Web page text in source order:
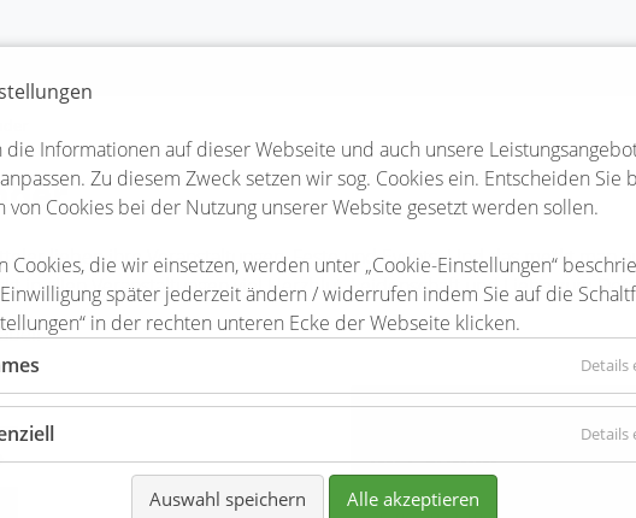
lieben ihre Veranstaltungen, Feste und Events. Und das merkt man
in allen Veranstaltungen viel Herzblut, Leidenschaft und Liebe zum
nntag
Dorfgemeinschaft
im Grünen
Informationen auf dieser Webseite und auch unsere
Zu diesem Zweck setzen wir sog. Cookies ein. Entscheiden Sie
von Cookies bei der Nutzung unserer Website gesetzt werden sollen.
Cookies, die wir einsetzen, werden unter „Cookie-Einstellungen“
später jederzeit ändern / widerrufen indem Sie auf die
in der rechten unteren Ecke der Webseite klicken.
Details
Details
Auswahl speichern Alle akzeptieren